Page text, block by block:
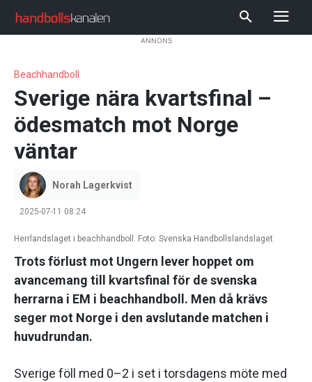
ANNONS
Beachhandboll
Sverige nära kvartsfinal –
ödesmatch mot Norge
väntar
Norah Lagerkvist
2025-07-11 08:24
Herrlandslaget i beachhandboll. Foto: Svenska Handbollslandslaget
Trots förlust mot Ungern lever hoppet om
avancemang till kvartsfinal för de svenska
herrarna i EM i beachhandboll. Men då krävs
seger mot Norge i den avslutande matchen i
huvudrundan.
Sverige föll med 0–2 i set i torsdagens möte med